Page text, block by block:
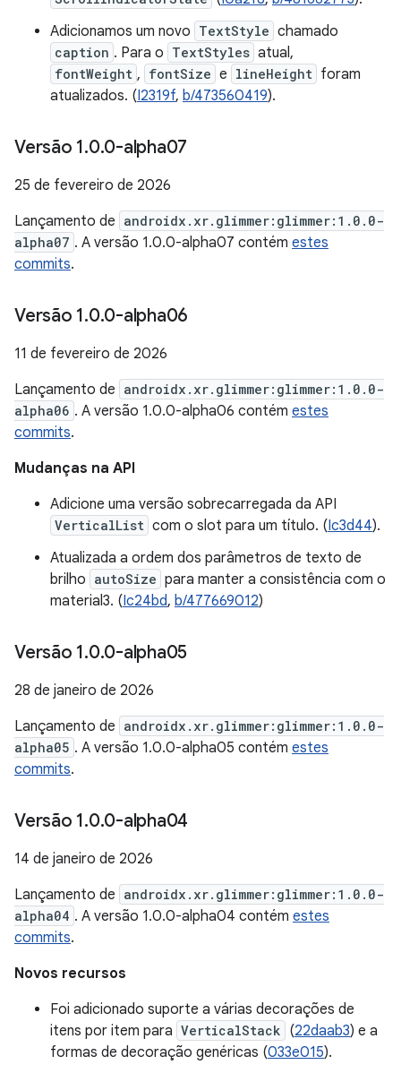
Adicionamos um novo TextStyle chamado
caption . Para o TextStyles atual,
fontWeight , fontSize e lineHeight foram
atualizados. (I2319f, b/473560419).
Versão 1.0.0-alpha07
25 de fevereiro de 2026
Lançamento de androidx.xr.glimmer:glimmer:1.0.0-
alpha07 . A versão 1.0.0-alpha07 contém estes
commits.
Versão 1.0.0-alpha06
11 de fevereiro de 2026
Lançamento de androidx.xr.glimmer:glimmer:1.0.0-
alpha06 . A versão 1.0.0-alpha06 contém estes
commits.
Mudanças na API
Adicione uma versão sobrecarregada da API
VerticalList com o slot para um título. (Ic3d44).
Atualizada a ordem dos parâmetros de texto de
brilho autoSize para manter a consistência com o
material3. (Ic24bd, b/477669012)
Versão 1.0.0-alpha05
28 de janeiro de 2026
Lançamento de androidx.xr.glimmer:glimmer:1.0.0-
alpha05 . A versão 1.0.0-alpha05 contém estes
commits.
Versão 1.0.0-alpha04
14 de janeiro de 2026
Lançamento de androidx.xr.glimmer:glimmer:1.0.0-
alpha04 . A versão 1.0.0-alpha04 contém estes
commits.
Novos recursos
Foi adicionado suporte a várias decorações de
itens por item para VerticalStack (22daab3) e a
formas de decoração genéricas (033e015).